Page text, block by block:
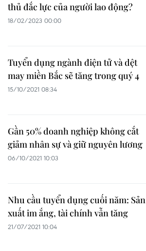
thủ đắc lực của người lao động?
18/02/2023 00:00
Tuyển dụng ngành điện tử và dệt
may miền Bắc sẽ tăng trong quý 4
15/10/2021 08:34
Gần 50% doanh nghiệp không cắt
giảm nhân sự và giữ nguyên lương
06/10/2021 10:03
Nhu cầu tuyển dụng cuối năm: Sản
xuất im ắng, tài chính vẫn tăng
21/07/2021 10:04